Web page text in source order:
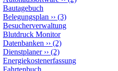
Bautagebuch
Belegungsplan ›› (3)
Besucherverwaltung
Blutdruck Monitor
Datenbanken ›› (2)
Dienstplaner›› (2)
Energiekostenerfassung
Fahrtenbuch